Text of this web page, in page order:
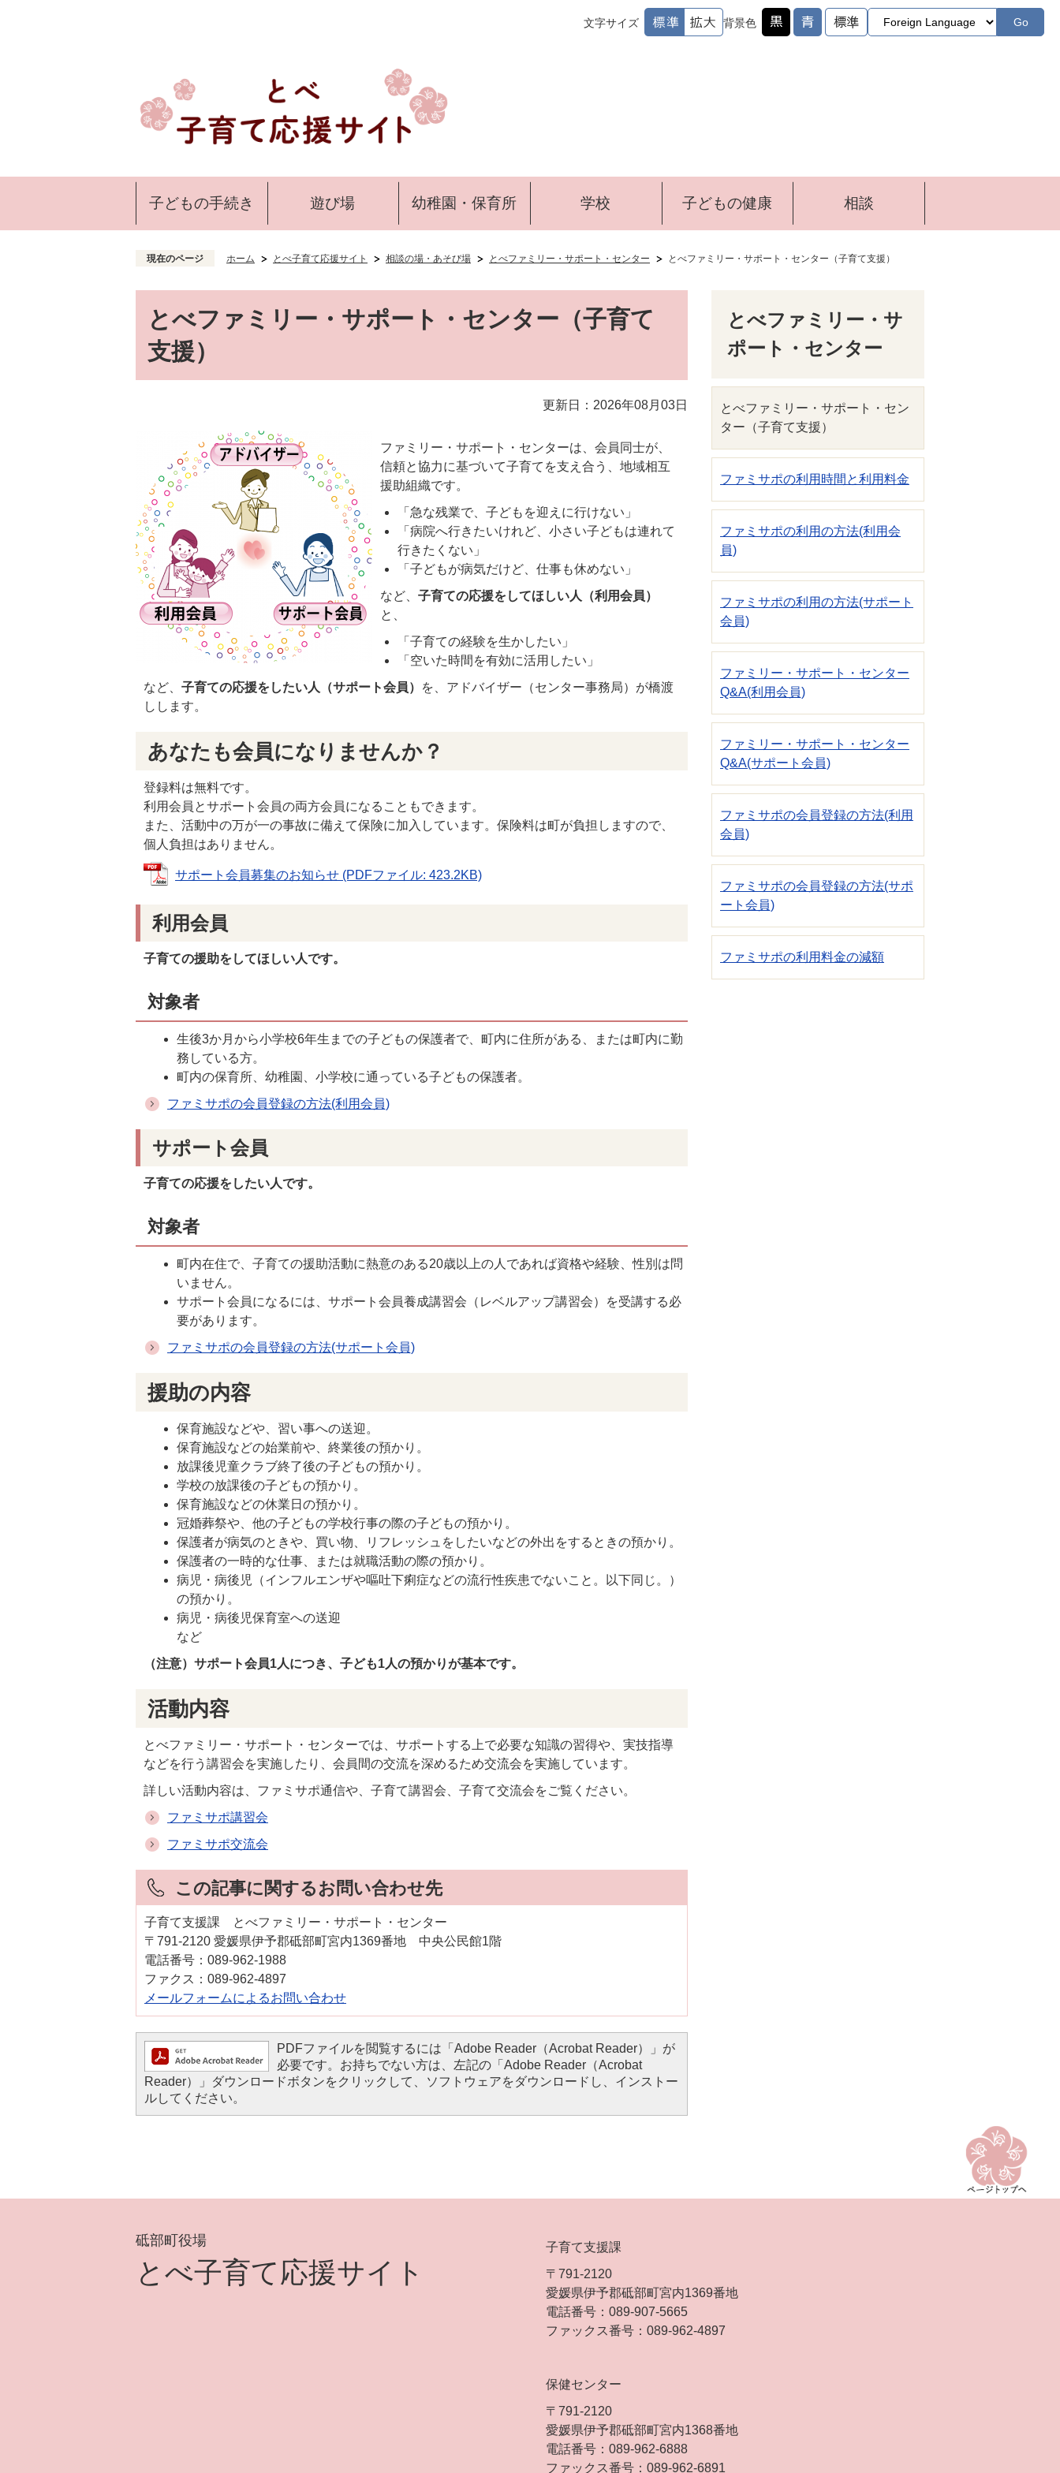
文字サイズ 背景色 Go
子どもの手続き 遊び場 幼稚園・保育所 学校 子どもの健康 相談
現在のページ ホーム とべ子育て応援サイト 相談の場・あそび場 とべファミリー・サポート・センター とべファミリー・サポート・センター（子育て支援）
とべファミリー・サポート・センター（子育て
支援）
更新日：2026年08月03日
ファミリー・サポート・センターは、会員同士が、
信頼と協力に基づいて子育てを支え合う、地域相互
援助組織です。
「急な残業で、子どもを迎えに行けない」
「病院へ行きたいけれど、小さい子どもは連れて
行きたくない」
「子どもが病気だけど、仕事も休めない」
など、 子育ての応援をしてほしい人（利用会員）
と、
「子育ての経験を生かしたい」
「空いた時間を有効に活用したい」
など、 子育ての応援をしたい人（サポート会員）
を、アドバイザー（センター事務局）が橋渡
しします。
あなたも会員になりませんか？
登録料は無料です。
利用会員とサポート会員の両方会員になることもできます。
また、活動中の万が一の事故に備えて保険に加入しています。保険料は町が負担しますので、
個人負担はありません。
サポート会員募集のお知らせ (PDFファイル: 423.2KB)
利用会員
子育ての援助をしてほしい人です。
対象者
生後3か月から小学校6年生までの子どもの保護者で、町内に住所がある、または町内に勤
務している方。
町内の保育所、幼稚園、小学校に通っている子どもの保護者。
ファミサポの会員登録の方法(利用会員)
サポート会員
子育ての応援をしたい人です。
対象者
町内在住で、子育ての援助活動に熱意のある20歳以上の人であれば資格や経験、性別は問
いません。
サポート会員になるには、サポート会員養成講習会（レベルアップ講習会）を受講する必
要があります。
ファミサポの会員登録の方法(サポート会員)
援助の内容
保育施設などや、習い事への送迎。
保育施設などの始業前や、終業後の預かり。
放課後児童クラブ終了後の子どもの預かり。
学校の放課後の子どもの預かり。
保育施設などの休業日の預かり。
冠婚葬祭や、他の子どもの学校行事の際の子どもの預かり。
保護者が病気のときや、買い物、リフレッシュをしたいなどの外出をするときの預かり。
保護者の一時的な仕事、または就職活動の際の預かり。
病児・病後児（インフルエンザや嘔吐下痢症などの流行性疾患でないこと。以下同じ。）
の預かり。
病児・病後児保育室への送迎
など
（注意）サポート会員1人につき、子ども1人の預かりが基本です。
活動内容
とべファミリー・サポート・センターでは、サポートする上で必要な知識の習得や、実技指導
などを行う講習会を実施したり、会員間の交流を深めるため交流会を実施しています。
詳しい活動内容は、ファミサポ通信や、子育て講習会、子育て交流会をご覧ください。
ファミサポ講習会
ファミサポ交流会
この記事に関するお問い合わせ先
子育て支援課 とべファミリー・サポート・センター
〒791-2120 愛媛県伊予郡砥部町宮内1369番地 中央公民館1階
電話番号：089-962-1988
ファクス：089-962-4897
メールフォームによるお問い合わせ
PDFファイルを閲覧するには「Adobe Reader（Acrobat Reader）」が
必要です。お持ちでない方は、左記の「Adobe Reader（Acrobat
Reader）」ダウンロードボタンをクリックして、ソフトウェアをダウンロードし、インストー
ルしてください。
とべファミリー・サ
ポート・センター
とべファミリー・サポート・セン
ター（子育て支援）
ファミサポの利用時間と利用料金
ファミサポの利用の方法(利用会
員)
ファミサポの利用の方法(サポート
会員)
ファミリー・サポート・センター
Q&A(利用会員)
ファミリー・サポート・センター
Q&A(サポート会員)
ファミサポの会員登録の方法(利用
会員)
ファミサポの会員登録の方法(サポ
ート会員)
ファミサポの利用料金の減額
砥部町役場
とべ子育て応援サイト
子育て支援課
〒791-2120
愛媛県伊予郡砥部町宮内1369番地
電話番号：089-907-5665
ファックス番号：089-962-4897
保健センター
〒791-2120
愛媛県伊予郡砥部町宮内1368番地
電話番号：089-962-6888
ファックス番号：089-962-6891